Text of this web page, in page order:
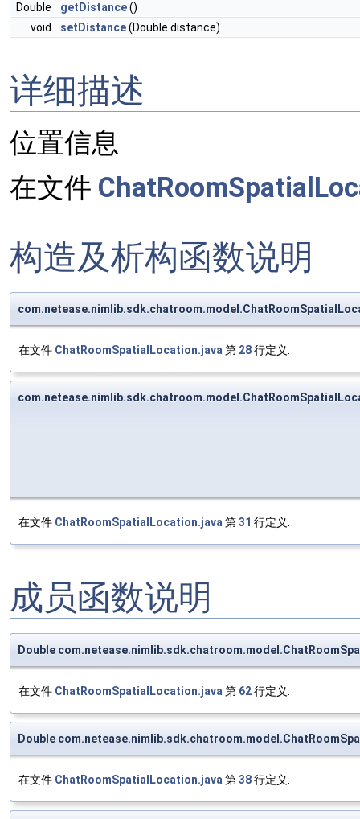
Double
getDistance()
void
setDistance(Double distance)
详细描述
位置信息
在文件
构造及析构函数说明
在文件 ChatRoomSpatialLocation.java第 28行定义.
在文件 ChatRoomSpatialLocation.java第31 行定义.
成员函数说明
Double
在文件 ChatRoomSpatialLocation.java 第 62行定义.
Double
在文件 ChatRoomSpatialLocation.java 第38行定义.